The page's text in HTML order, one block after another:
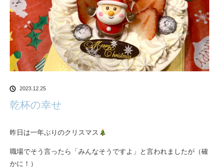
2023.12.25
乾杯の幸せ
昨日は一年ぶりのクリスマス
職場でそう言ったら「みんなそうですよ」と言われましたが（確
かに！）